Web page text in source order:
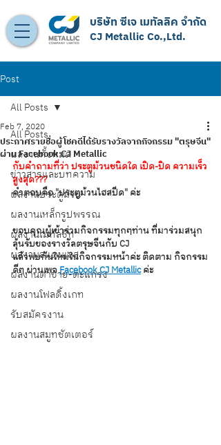
CJ Metallic Co.,Ltd.
บริษัท ซีเจ เมทัลลิค จำกัด
Post
All Posts
ผลงานทั้งหมด
ข่าวสารและบทความ
ผลงานประตูม้วน
ผลงานเหล็กรูปพรรณ
ผลงานเมทัลชีท
ผลงานสแตนเลส
ผลงานตาข่าย-ตะแกรง
ผลงานโฟลดิ้งเกท
รับสมัครงาน
ผลงานสมูทชัตเตอร์
All Posts
ประกาศรายชื่อผู้โชคดีได้รับรางวัลจากกิจกรรม "ตรุษจีน"
ผ่าน Facebook CJ Metallic
Feb 7, 2020
กับคำถามที่ว่า ประตูม้วนชนิดใด เปิด-ปิด ความเร็ว
สูงสุด???
คำตอบคือ "ประตูม้วนไฮสปีด" ค่ะ
ขอบคุณผู้เข้าร่วมกิจกรรมทุกๆท่าน ที่มาร่วมสนุก
ลุ้นรับของรางวัลตรุษจีนกับ CJ
แล้วพบกันใหม่ในกิจกรรมหน้าค่ะ ติดตาม กิจกรรม
ดีๆ ผ่านเพจ Facebook CJ Metallic ค่ะ